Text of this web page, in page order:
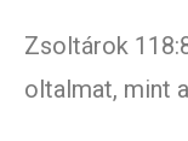
Zsoltárok
oltalmat, mint